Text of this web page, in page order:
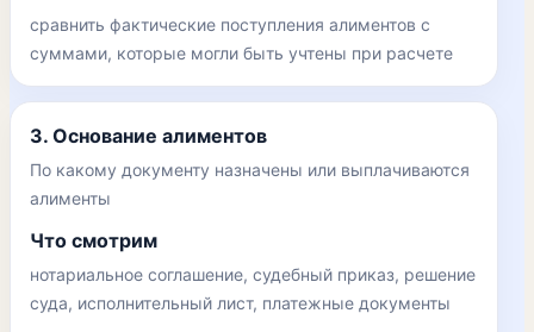
сравнить фактические поступления алиментов с
суммами, которые могли быть учтены при расчете
3. Основание алиментов
По какому документу назначены или выплачиваются
алименты
Что смотрим
нотариальное соглашение, судебный приказ, решение
суда, исполнительный лист, платежные документы